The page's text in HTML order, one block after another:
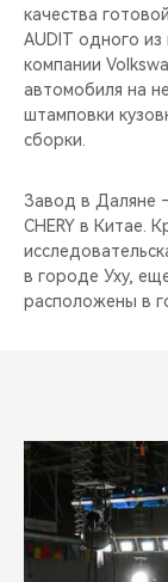
качества
AUDIT одного
компании
автомобиля на
штамповки
сборки.
Завод в Даляне
CHERY в Китае.
в городе Уху,
расположены в